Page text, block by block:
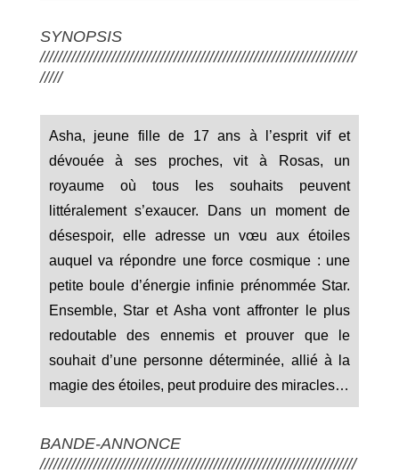
SYNOPSIS
///////////////////////////////////////////////////////////////////////
/////
Asha, jeune fille de 17 ans à l’esprit vif et
dévouée à ses proches, vit à Rosas, un
royaume où tous les souhaits peuvent
littéralement s’exaucer. Dans un moment de
désespoir, elle adresse un vœu aux étoiles
auquel va répondre une force cosmique : une
petite boule d’énergie infinie prénommée Star.
Ensemble, Star et Asha vont affronter le plus
redoutable des ennemis et prouver que le
souhait d’une personne déterminée, allié à la
magie des étoiles, peut produire des miracles…
BANDE-ANNONCE
///////////////////////////////////////////////////////////////////////